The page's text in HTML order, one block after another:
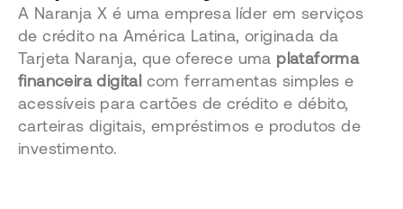
A Naranja X é uma empresa líder em serviços
de crédito na América Latina, originada da
Tarjeta Naranja, que oferece uma plataforma
financeira digital com ferramentas simples e
acessíveis para cartões de crédito e débito,
carteiras digitais, empréstimos e produtos de
investimento.